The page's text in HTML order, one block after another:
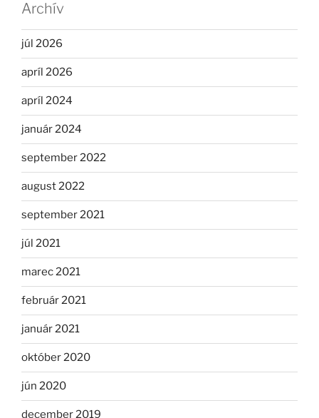
Archív
júl 2026
apríl 2026
apríl 2024
január 2024
september 2022
august 2022
september 2021
júl 2021
marec 2021
február 2021
január 2021
október 2020
jún 2020
december 2019